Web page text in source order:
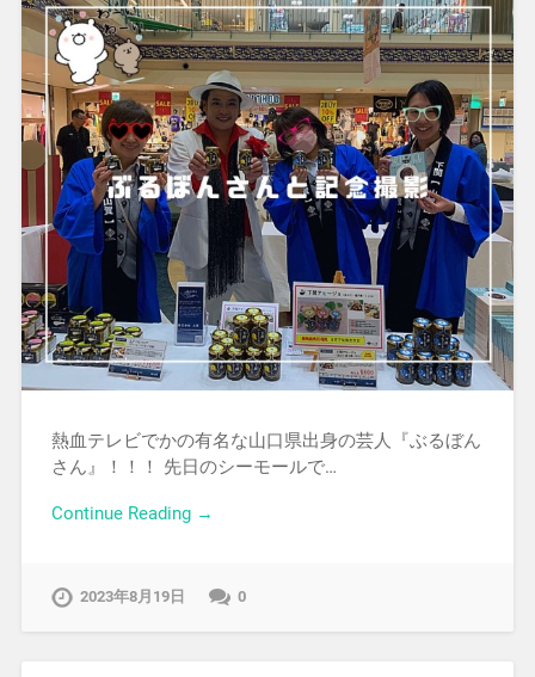
熱血テレビでかの有名な山口県出身の芸人『ぶるぼん
さん』！！！ 先日のシーモールで…
Continue Reading →
2023年8月19日 0